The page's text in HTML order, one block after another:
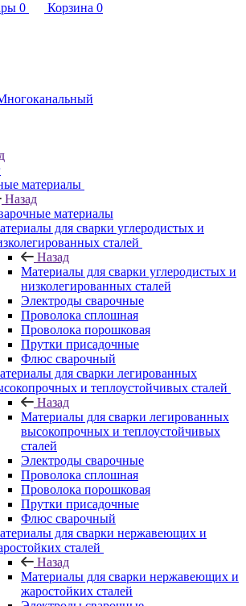
0 Корзина 0
материалы
Назад
материалы
для сварки углеродистых и
сталей
Назад
Материалы для сварки углеродистых и
низколегированных сталей
Электроды сварочные
Проволока сплошная
Проволока порошковая
Прутки присадочные
Флюс сварочный
для сварки легированных
и теплоустойчивых сталей
Назад
Материалы для сварки легированных
высокопрочных и теплоустойчивых
сталей
Электроды сварочные
Проволока сплошная
Проволока порошковая
Прутки присадочные
Флюс сварочный
для сварки нержавеющих и
сталей
Назад
Материалы для сварки нержавеющих и
жаростойких сталей